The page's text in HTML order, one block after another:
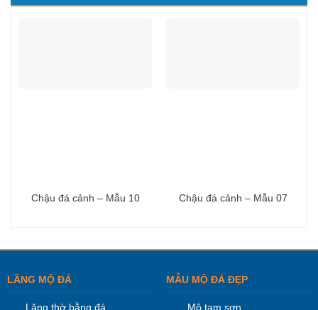
Chậu đá cảnh – Mẫu 10 Chậu đá cảnh – Mẫu 07
LĂNG MỘ ĐÁ
Lăng thờ bằng đá
MẪU MỘ ĐÁ ĐẸP
Mộ tam sơn